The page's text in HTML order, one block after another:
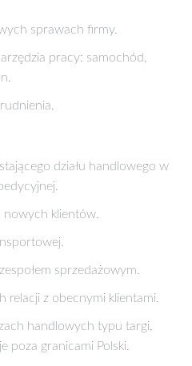
sprawach firmy.
pracy: samochód,
działu handlowego w
nowych klientów.
sprzedażowym.
z obecnymi klientami.
handlowych typu targi,
poza granicami Polski.